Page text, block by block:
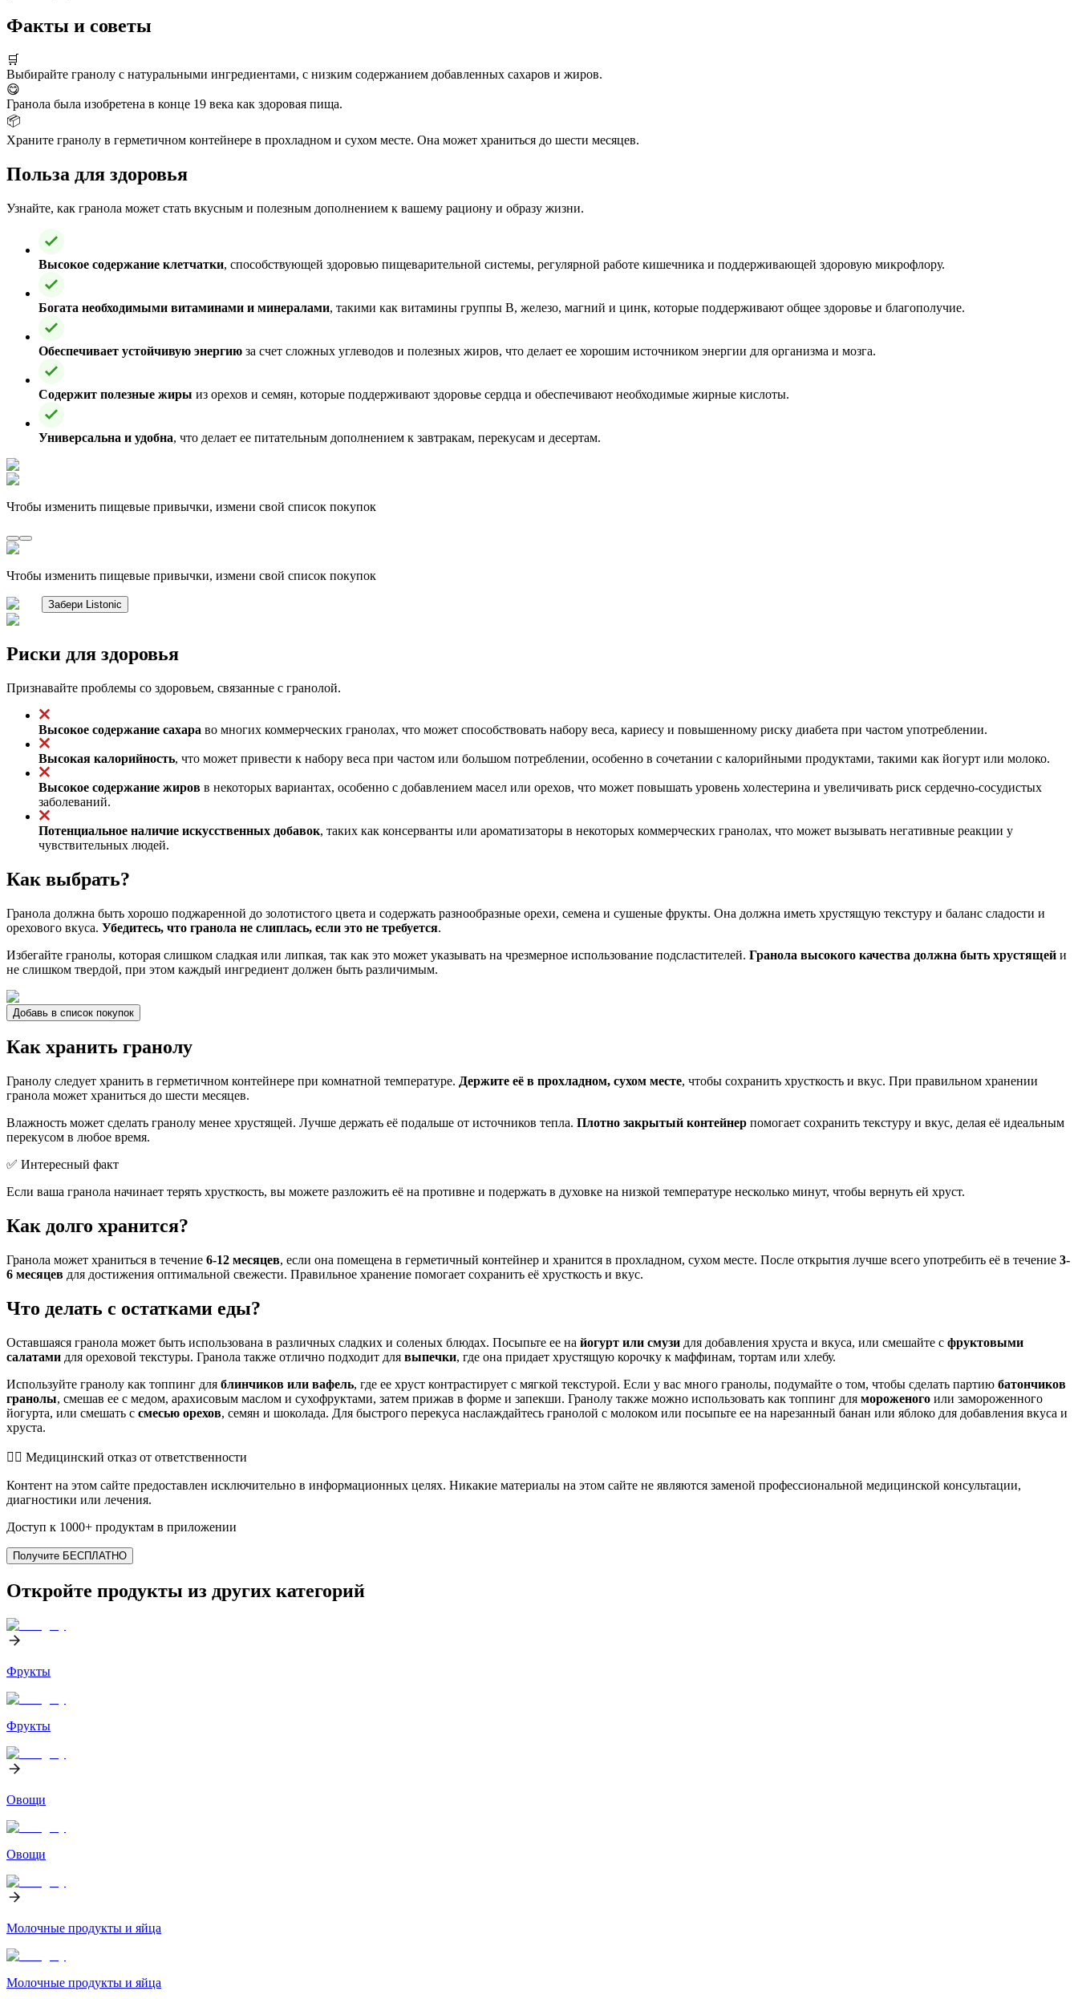
Факты и советы
🛒
Выбирайте гранолу с натуральными ингредиентами, с низким содержанием добавленных сахаров и жиров.
😋
Гранола была изобретена в конце 19 века как здоровая пища.
📦
Храните гранолу в герметичном контейнере в прохладном и сухом месте. Она может храниться до шести месяцев.
Польза для здоровья
Узнайте, как гранола может стать вкусным и полезным дополнением к вашему рациону и образу жизни.
Высокое содержание клетчатки, способствующей здоровью пищеварительной системы, регулярной работе кишечника и поддерживающей здоровую микрофлору.
Богата необходимыми витаминами и минералами, такими как витамины группы B, железо, магний и цинк, которые поддерживают общее здоровье и благополучие.
Обеспечивает устойчивую энергию за счет сложных углеводов и полезных жиров, что делает ее хорошим источником энергии для организма и мозга.
Содержит полезные жиры из орехов и семян, которые поддерживают здоровье сердца и обеспечивают необходимые жирные кислоты.
Универсальна и удобна, что делает ее питательным дополнением к завтракам, перекусам и десертам.
Чтобы изменить пищевые привычки, измени свой список покупок
Чтобы изменить пищевые привычки, измени свой список покупок
Забери Listonic
Риски для здоровья
Признавайте проблемы со здоровьем, связанные с гранолой.
Высокое содержание сахара во многих коммерческих гранолах, что может способствовать набору веса, кариесу и повышенному риску диабета при частом употреблении.
Высокая калорийность, что может привести к набору веса при частом или большом потреблении, особенно в сочетании с калорийными продуктами, такими как йогурт или молоко.
Высокое содержание жиров в некоторых вариантах, особенно с добавлением масел или орехов, что может повышать уровень холестерина и увеличивать риск сердечно-сосудистых
заболеваний.
Потенциальное наличие искусственных добавок, таких как консерванты или ароматизаторы в некоторых коммерческих гранолах, что может вызывать негативные реакции у
чувствительных людей.
Как выбрать?
Гранола должна быть хорошо поджаренной до золотистого цвета и содержать разнообразные орехи, семена и сушеные фрукты. Она должна иметь хрустящую текстуру и баланс сладости и
орехового вкуса. Убедитесь, что гранола не слиплась, если это не требуется.
Избегайте гранолы, которая слишком сладкая или липкая, так как это может указывать на чрезмерное использование подсластителей. Гранола высокого качества должна быть хрустящей и
не слишком твердой, при этом каждый ингредиент должен быть различимым.
Добавь в список покупок
Как хранить гранолу
Гранолу следует хранить в герметичном контейнере при комнатной температуре. Держите её в прохладном, сухом месте, чтобы сохранить хрусткость и вкус. При правильном хранении
гранола может храниться до шести месяцев.
Влажность может сделать гранолу менее хрустящей. Лучше держать её подальше от источников тепла. Плотно закрытый контейнер помогает сохранить текстуру и вкус, делая её идеальным
перекусом в любое время.
✅ Интересный факт
Если ваша гранола начинает терять хрусткость, вы можете разложить её на противне и подержать в духовке на низкой температуре несколько минут, чтобы вернуть ей хруст.
Как долго хранится?
Гранола может храниться в течение 6-12 месяцев, если она помещена в герметичный контейнер и хранится в прохладном, сухом месте. После открытия лучше всего употребить её в течение 3-
6 месяцев для достижения оптимальной свежести. Правильное хранение помогает сохранить её хрусткость и вкус.
Что делать с остатками еды?
Оставшаяся гранола может быть использована в различных сладких и соленых блюдах. Посыпьте ее на йогурт или смузи для добавления хруста и вкуса, или смешайте с фруктовыми
салатами для ореховой текстуры. Гранола также отлично подходит для выпечки, где она придает хрустящую корочку к маффинам, тортам или хлебу.
Используйте гранолу как топпинг для блинчиков или вафель, где ее хруст контрастирует с мягкой текстурой. Если у вас много гранолы, подумайте о том, чтобы сделать партию батончиков
гранолы, смешав ее с медом, арахисовым маслом и сухофруктами, затем прижав в форме и запекши. Гранолу также можно использовать как топпинг для мороженого или замороженного
йогурта, или смешать с смесью орехов, семян и шоколада. Для быстрого перекуса наслаждайтесь гранолой с молоком или посыпьте ее на нарезанный банан или яблоко для добавления вкуса и
хруста.
👨‍⚕️️ Медицинский отказ от ответственности
Контент на этом сайте предоставлен исключительно в информационных целях. Никакие материалы на этом сайте не являются заменой профессиональной медицинской консультации,
диагностики или лечения.
Доступ к 1000+ продуктам в приложении
Получите БЕСПЛАТНО
Откройте продукты из других категорий
Фрукты
Фрукты
Овощи
Овощи
Молочные продукты и яйца
Молочные продукты и яйца